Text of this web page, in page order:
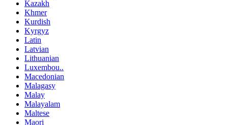
Kazakh
Khmer
Kurdish
Kyrgyz
Latin
Latvian
Lithuanian
Luxembou..
Macedonian
Malagasy
Malay
Malayalam
Maltese
Maori